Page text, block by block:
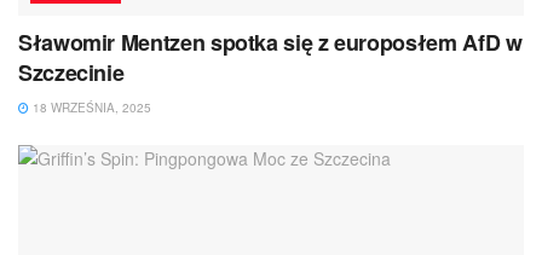
Sławomir Mentzen spotka się z europosłem AfD w
Szczecinie
18 WRZEŚNIA, 2025